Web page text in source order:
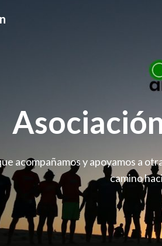
acompañamos y apoyamos a
camino